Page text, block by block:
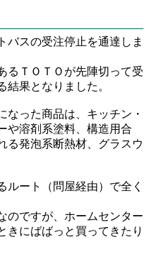
バスの受注停止を通達しま
るＴＯＴＯが先陣切って受
果となりました。
なった商品は、キッチン・
や溶剤系塗料、構造用合
る発泡系断熱材、グラスウ
ルート（問屋経由）で全く
のですが、ホームセンター
きにばばっと買ってきたり